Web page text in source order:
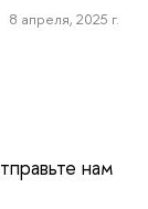
8 апреля, 2025 г.
нам